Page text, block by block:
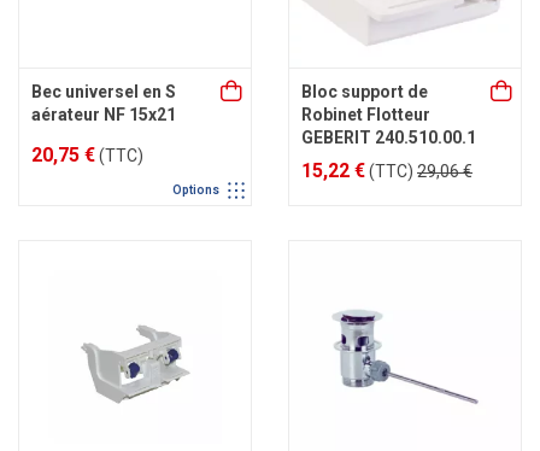
Bec universel en S
aérateur NF 15x21
20,75 €(TTC)
Options
Bloc support de
Robinet Flotteur
GEBERIT 240.510.00.1
15,22 €(TTC) 29,06 €